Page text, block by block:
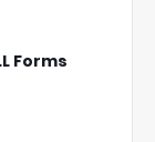
Forms